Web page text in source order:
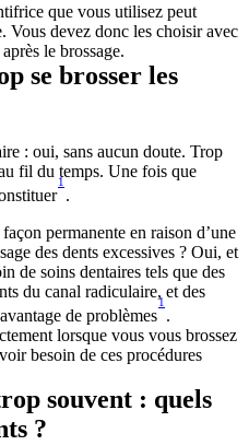
que vous utilisez peut
Vous devez donc les choisir avec
le brossage.
se brosser les
: oui, sans aucun doute. Trop
fil du temps. Une fois que
1
.
permanente en raison d’une
des dents excessives ? Oui, et
de soins dentaires tels que des
du canal radiculaire, et des
de problèmes
1
.
lorsque vous vous brossez
besoin de ces procédures
souvent : quels
?